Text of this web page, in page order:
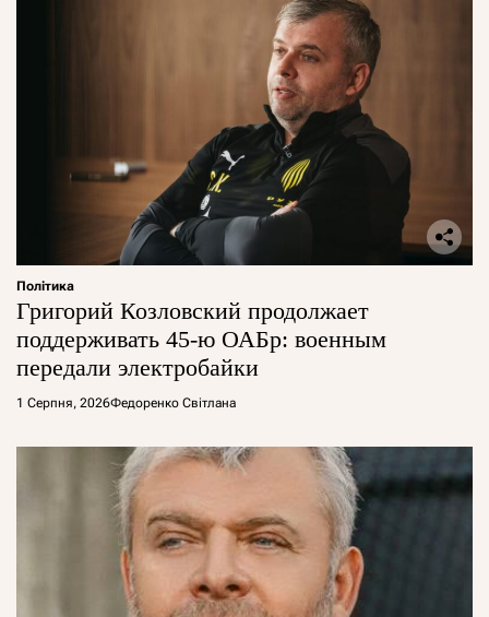
Політика
Григорий Козловский продолжает
поддерживать 45-ю ОАБр: военным
передали электробайки
1 Серпня, 2026Федоренко Світлана